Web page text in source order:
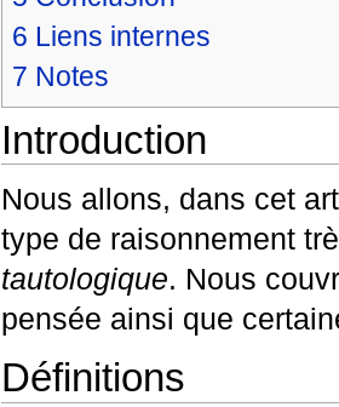
6 Liens internes
7 Notes
Introduction
Nous allons, dans cet
type de raisonnement
tautologique. Nous
pensée ainsi que
Définitions